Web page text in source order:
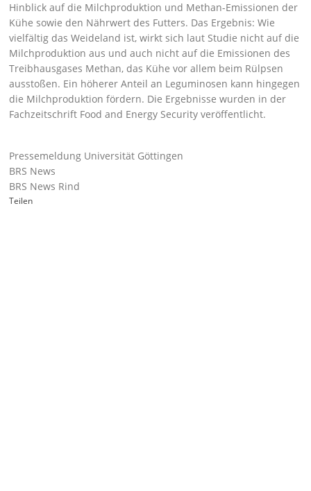
Hinblick auf die Milchproduktion und Methan-Emissionen der
Kühe sowie den Nährwert des Futters. Das Ergebnis: Wie
vielfältig das Weideland ist, wirkt sich laut Studie nicht auf die
Milchproduktion aus und auch nicht auf die Emissionen des
Treibhausgases Methan, das Kühe vor allem beim Rülpsen
ausstoßen. Ein höherer Anteil an Leguminosen kann hingegen
die Milchproduktion fördern. Die Ergebnisse wurden in der
Fachzeitschrift Food and Energy Security veröffentlicht.
Pressemeldung Universität Göttingen
BRS News
BRS News Rind
Teilen